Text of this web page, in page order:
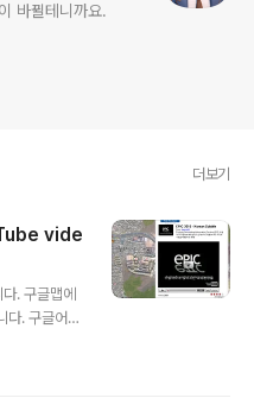
바뀔테니까요.
더보기
vide
. 구글맵에
다. 구글어스
이 없었습